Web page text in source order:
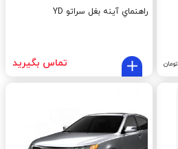
تومان
راهنماي آينه بغل سراتو YD
تماس بگیرید